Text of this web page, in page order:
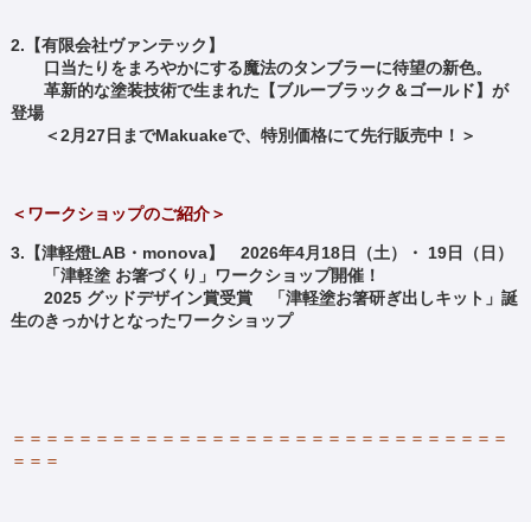
2.【有限会社ヴァンテック】
口当たりをまろやかにする魔法のタンブラーに待望の新色。
革新的な塗装技術で生まれた【ブルーブラック＆ゴールド】が
登場
＜2月27日までMakuakeで、特別価格にて先行販売中！＞
＜ワークショップのご紹介＞
3.【津軽燈LAB・monova】 2026年4月18日（土）・ 19日（日）
「津軽塗 お箸づくり」ワークショップ開催！
2025 グッドデザイン賞受賞 「津軽塗お箸研ぎ出しキット」誕
生のきっかけとなったワークショップ
＝＝＝＝＝＝＝＝＝＝＝＝＝＝＝＝＝＝＝＝＝＝＝＝＝＝＝＝＝＝
＝＝＝